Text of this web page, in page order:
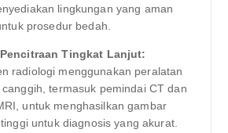
lingkungan yang aman
prosedur bedah.
Tingkat Lanjut:
radiologi menggunakan peralatan
termasuk pemindai CT dan
untuk menghasilkan gambar
untuk diagnosis yang akurat.